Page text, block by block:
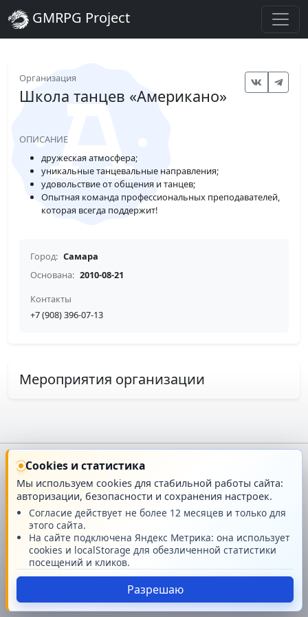
GMRPG Project
Организация
Школа танцев «Американо»
ОПИСАНИЕ
дружеская атмосфера;
уникальные танцевальные направления;
удовольствие от общения и танцев;
Опытная команда профессиональных преподавателей,
которая всегда поддержит!
Город: Самара
Основана: 2010-08-21
Контакты
+7 (908) 396-07-13
Мероприятия организации
Главная О проекте
Техподдержка
Новости
Поддержать проект
© GMRPG 2007-2026
Cookies и статистика
Мы используем cookies для стабильной работы сайта:
авторизации, безопасности и сохранения настроек.
Согласие действует не более 12 месяцев и только для
этого сайта.
На сайте подключена Яндекс Метрика: она использует
cookies и localStorage для обезличенной статистики
посещений и кликов.
Разрешаю